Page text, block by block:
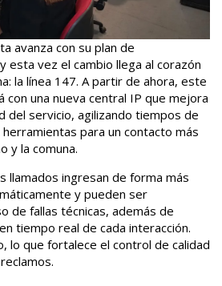
avanza con su plan de
esta vez el cambio llega al corazón
la línea 147. A partir de ahora, este
con una nueva central IP que mejora
del servicio, agilizando tiempos de
para un contacto más
y la comuna.
llamados ingresan de forma más
y pueden ser
de fallas técnicas, además de
tiempo real de cada interacción.
lo que fortalece el control de calidad